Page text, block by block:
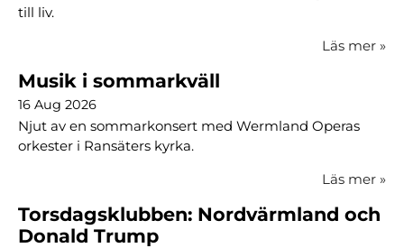
till liv.
Läs mer »
Musik i sommarkväll
16 Aug 2026
Njut av en sommarkonsert med Wermland Operas
orkester i Ransäters kyrka.
Läs mer »
Torsdagsklubben: Nordvärmland och
Donald Trump